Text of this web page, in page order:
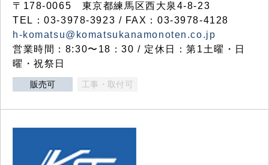
〒178-0065 東京都練馬区西大泉4-8-23
TEL：03-3978-3923 / FAX：03-3978-4128
h-komatsu@komatsukanamonoten.co.jp
営業時間：8:30〜18：30 / 定休日：第1土曜・日
曜・祝祭日
販売可 工事・取付可